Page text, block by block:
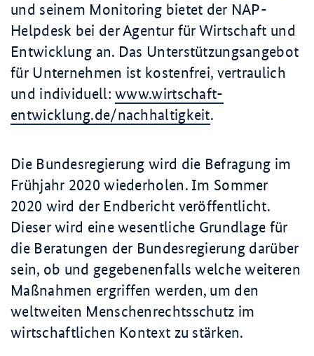
und seinem Monitoring bietet der NAP-
Helpdesk bei der Agentur für Wirtschaft und
Entwicklung an. Das Unterstützungsangebot
für Unternehmen ist kostenfrei, vertraulich
und individuell:www.wirtschaft-
entwicklung.de/nachhaltigkeit.
Die Bundesregierung wird die Befragung im
Frühjahr 2020 wiederholen. Im Sommer
2020 wird der Endbericht veröffentlicht.
Dieser wird eine wesentliche Grundlage für
die Beratungen der Bundesregierung darüber
sein, ob und gegebenenfalls welche weiteren
Maßnahmen ergriffen werden, um den
weltweiten Menschenrechtsschutz im
wirtschaftlichen Kontext zu stärken.